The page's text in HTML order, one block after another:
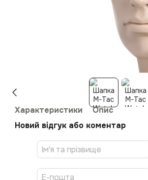
Характеристики
Опис
Новий відгук або коментар